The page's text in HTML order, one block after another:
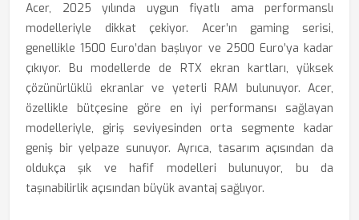
Acer, 2025 yılında uygun fiyatlı ama performanslı
modelleriyle dikkat çekiyor. Acer’ın gaming serisi,
genellikle 1500 Euro’dan başlıyor ve 2500 Euro’ya kadar
çıkıyor. Bu modellerde de RTX ekran kartları, yüksek
çözünürlüklü ekranlar ve yeterli RAM bulunuyor. Acer,
özellikle bütçesine göre en iyi performansı sağlayan
modelleriyle, giriş seviyesinden orta segmente kadar
geniş bir yelpaze sunuyor. Ayrıca, tasarım açısından da
oldukça şık ve hafif modelleri bulunuyor, bu da
taşınabilirlik açısından büyük avantaj sağlıyor.